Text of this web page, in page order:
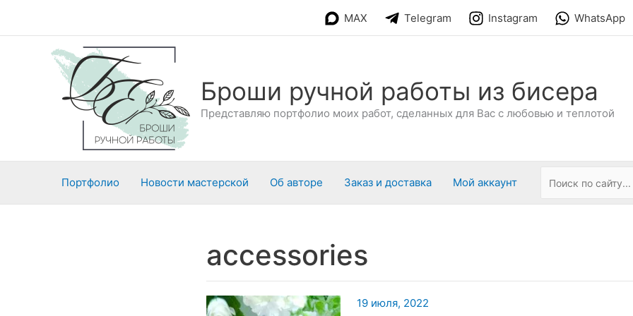
MAX Telegram Instagram WhatsApp
Броши ручной работы из бисера
Представляю портфолио моих работ, сделанных для Вас с любовью и теплотой
Портфолио Новости мастерской Об авторе Заказ и доставка Мой аккаунт
accessories
19 июля, 2022